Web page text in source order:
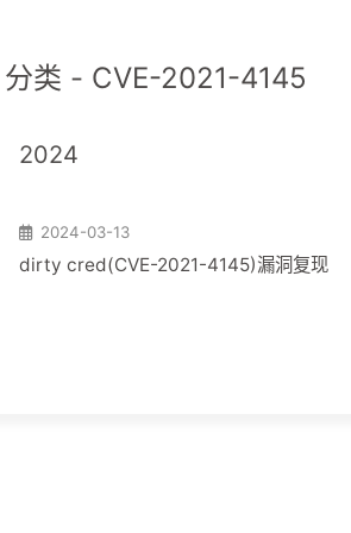
分类 - CVE-2021-4145
2024
2024-03-13
dirty cred(CVE-2021-4145)漏洞复现